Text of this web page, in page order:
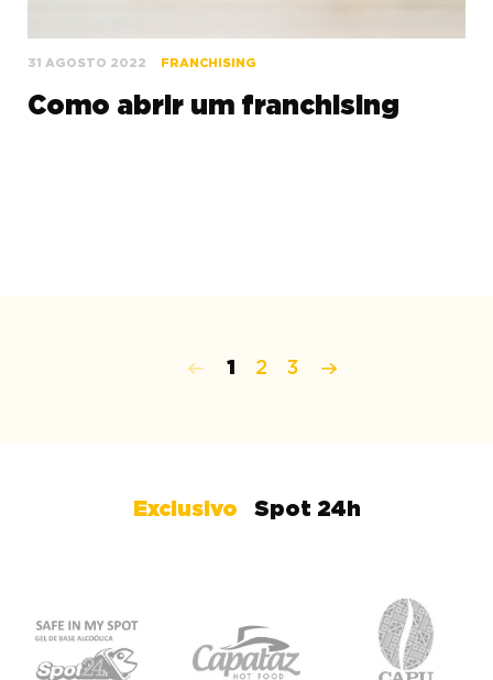
31 AGOSTO 2022 FRANCHISING
Como abrir um franchising
1 2 3
Exclusivo Spot 24h